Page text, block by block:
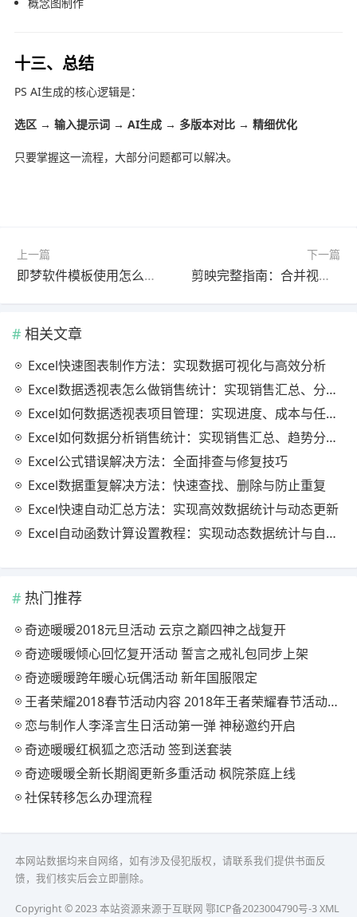
十三、总结
PS AI生成的核心逻辑是：
选区 → 输入提示词 → AI生成 → 多版本对比 → 精细优化
只要掌握这一流程，大部分问题都可以解决。
上一篇
即梦软件模板使用怎么做？最新更新版完整指南（新手必看）
下一篇
剪映完整指南：合并视频完整教程2025最新版（详细步骤）
相关文章
Excel快速图表制作方法：实现数据可视化与高效分析
Excel数据透视表怎么做销售统计：实现销售汇总、分析与动态监控
Excel如何数据透视表项目管理：实现进度、成本与任务的高效分析
Excel如何数据分析销售统计：实现销售汇总、趋势分析与业绩优化
Excel公式错误解决方法：全面排查与修复技巧
Excel数据重复解决方法：快速查找、删除与防止重复
Excel快速自动汇总方法：实现高效数据统计与动态更新
Excel自动函数计算设置教程：实现动态数据统计与自动更新
热门推荐
奇迹暖暖2018元旦活动 云京之巅四神之战复开
奇迹暖暖倾心回忆复开活动 誓言之戒礼包同步上架
奇迹暖暖跨年暖心玩偶活动 新年国服限定
王者荣耀2018春节活动内容 2018年王者荣耀春节活动大全
恋与制作人李泽言生日活动第一弹 神秘邀约开启
奇迹暖暖红枫狐之恋活动 签到送套装
奇迹暖暖全新长期阁更新多重活动 枫院茶庭上线
社保转移怎么办理流程
本网站数据均来自网络，如有涉及侵犯版权，请联系我们提供书面反
馈，我们核实后会立即删除。
Copyright © 2023 本站资源来源于互联网 鄂ICP备2023004790号-3XML